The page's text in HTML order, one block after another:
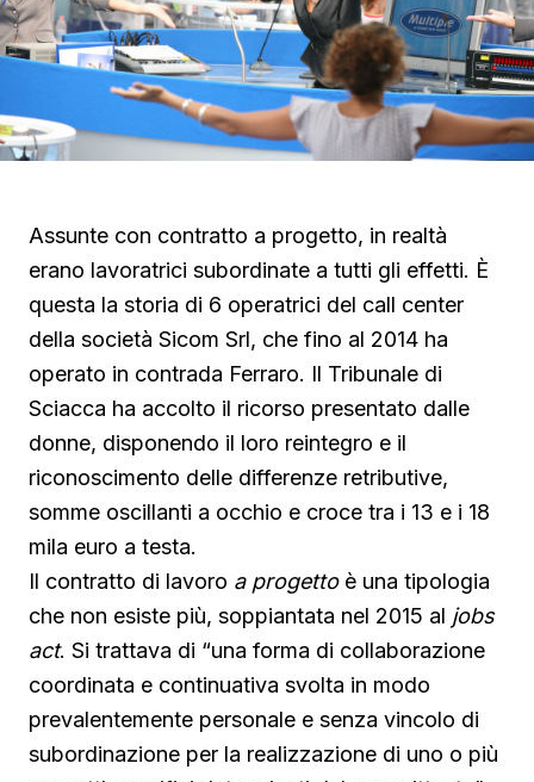
Assunte con contratto a progetto, in realtà
erano lavoratrici subordinate a tutti gli effetti. È
questa la storia di 6 operatrici del call center
della società Sicom Srl, che fino al 2014 ha
operato in contrada Ferraro. Il Tribunale di
Sciacca ha accolto il ricorso presentato dalle
donne, disponendo il loro reintegro e il
riconoscimento delle differenze retributive,
somme oscillanti a occhio e croce tra i 13 e i 18
mila euro a testa.
Il contratto di lavoro a progettoè una tipologia
che non esiste più, soppiantata nel 2015 al jobs
act. Si trattava di “una forma di collaborazione
coordinata e continuativa svolta in modo
prevalentemente personale e senza vincolo di
subordinazione per la realizzazione di uno o più